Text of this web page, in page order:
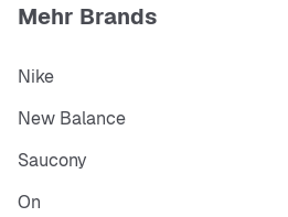
Mehr Brands
Nike
New Balance
Saucony
On